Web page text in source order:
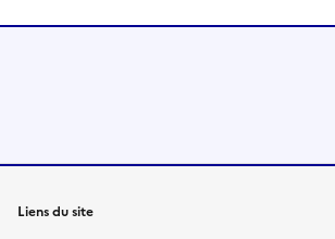
Liens du site